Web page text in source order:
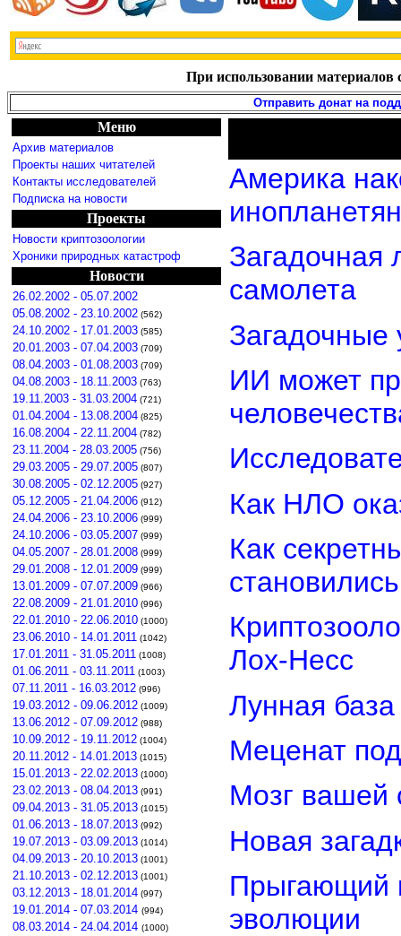
При использовании материалов
Отправить донат на
Меню
Архив материалов
Проекты наших читателей
Контакты исследователей
Подписка на новости
Проекты
Новости криптозоологии
Хроники природных катастроф
Новости
26.02.2002 - 05.07.2002
05.08.2002 - 23.10.2002 (562)
24.10.2002 - 17.01.2003 (585)
20.01.2003 - 07.04.2003 (709)
08.04.2003 - 01.08.2003 (709)
04.08.2003 - 18.11.2003 (763)
19.11.2003 - 31.03.2004 (721)
01.04.2004 - 13.08.2004 (825)
16.08.2004 - 22.11.2004 (782)
23.11.2004 - 28.03.2005 (756)
29.03.2005 - 29.07.2005 (807)
30.08.2005 - 02.12.2005 (927)
05.12.2005 - 21.04.2006 (912)
24.04.2006 - 23.10.2006 (999)
24.10.2006 - 03.05.2007 (999)
04.05.2007 - 28.01.2008 (999)
29.01.2008 - 12.01.2009 (999)
13.01.2009 - 07.07.2009 (966)
22.08.2009 - 21.01.2010 (996)
22.01.2010 - 22.06.2010 (1000)
23.06.2010 - 14.01.2011 (1042)
17.01.2011 - 31.05.2011 (1008)
01.06.2011 - 03.11.2011 (1003)
07.11.2011 - 16.03.2012 (996)
19.03.2012 - 09.06.2012 (1009)
13.06.2012 - 07.09.2012 (988)
10.09.2012 - 19.11.2012 (1004)
20.11.2012 - 14.01.2013 (1015)
15.01.2013 - 22.02.2013 (1000)
23.02.2013 - 08.04.2013 (991)
09.04.2013 - 31.05.2013 (1015)
01.06.2013 - 18.07.2013 (992)
19.07.2013 - 03.09.2013 (1014)
04.09.2013 - 20.10.2013 (1001)
21.10.2013 - 02.12.2013 (1001)
03.12.2013 - 18.01.2014 (997)
19.01.2014 - 07.03.2014 (994)
08.03.2014 - 24.04.2014 (1000)
Америка
инопланетян
Загадочная
самолета
Загадочные
ИИ может
Как НЛО
Как
Лох-Несс
Лунная
Меценат
Мозг вашей
Новая
Прыгающий
эволюции